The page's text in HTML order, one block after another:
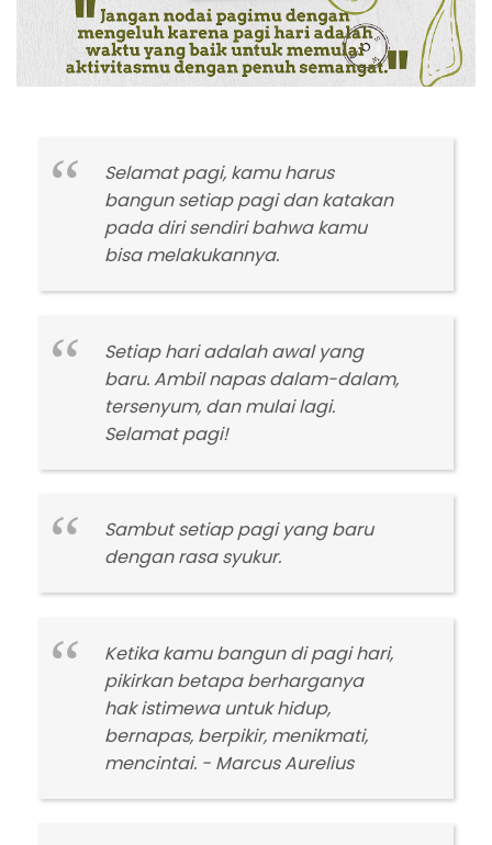
Selamat pagi, kamu harus
bangun setiap pagi dan katakan
pada diri sendiri bahwa kamu
bisa melakukannya.
Setiap hari adalah awal yang
baru. Ambil napas dalam-dalam,
tersenyum, dan mulai lagi.
Selamat pagi!
Sambut setiap pagi yang baru
dengan rasa syukur.
Ketika kamu bangun di pagi hari,
pikirkan betapa berharganya
hak istimewa untuk hidup,
bernapas, berpikir, menikmati,
mencintai. - Marcus Aurelius